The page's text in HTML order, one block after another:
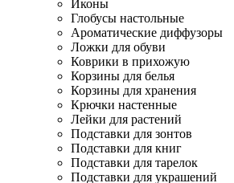
Иконы
Глобусы настольные
Ароматические диффузоры
Ложки для обуви
Коврики в прихожую
Корзины для белья
Корзины для хранения
Крючки настенные
Лейки для растений
Подставки для зонтов
Подставки для книг
Подставки для тарелок
Подставки для украшений